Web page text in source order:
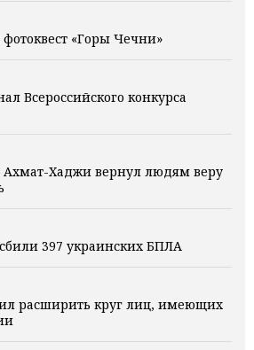
«Горы Чечни»
Всероссийского конкурса
Ахмат-Хаджи вернул людям веру
397 украинских БПЛА
расширить круг лиц, имеющих